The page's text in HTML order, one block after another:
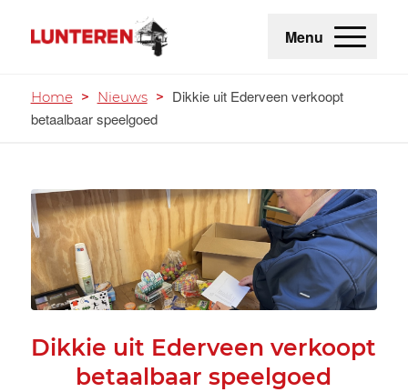
Menu
Home > Nieuws > Dikkie uit Ederveen verkoopt
betaalbaar speelgoed
Dikkie uit Ederveen verkoopt
betaalbaar speelgoed